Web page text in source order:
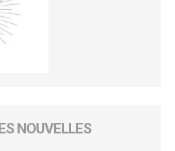
NOUVELLES